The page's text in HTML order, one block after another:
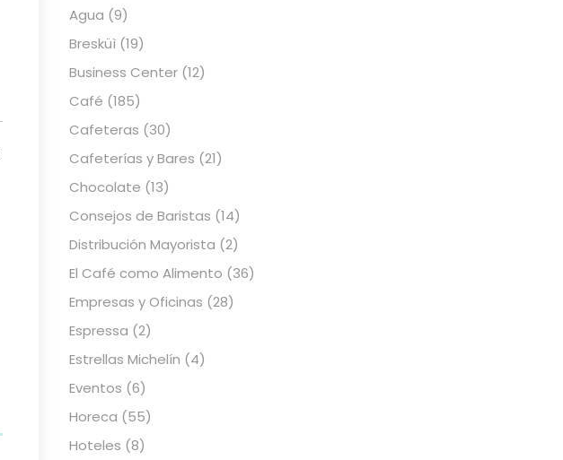
Agua (9)
Bresküì(19)
Business Center(12)
Café (185)
Cafeteras (30)
Cafeterías y Bares (21)
Chocolate (13)
Consejos de Baristas (14)
Distribución Mayorista (2)
El Café como Alimento (36)
Empresas y Oficinas (28)
Espressa (2)
Estrellas Michelín (4)
Eventos (6)
Horeca (55)
Hoteles (8)